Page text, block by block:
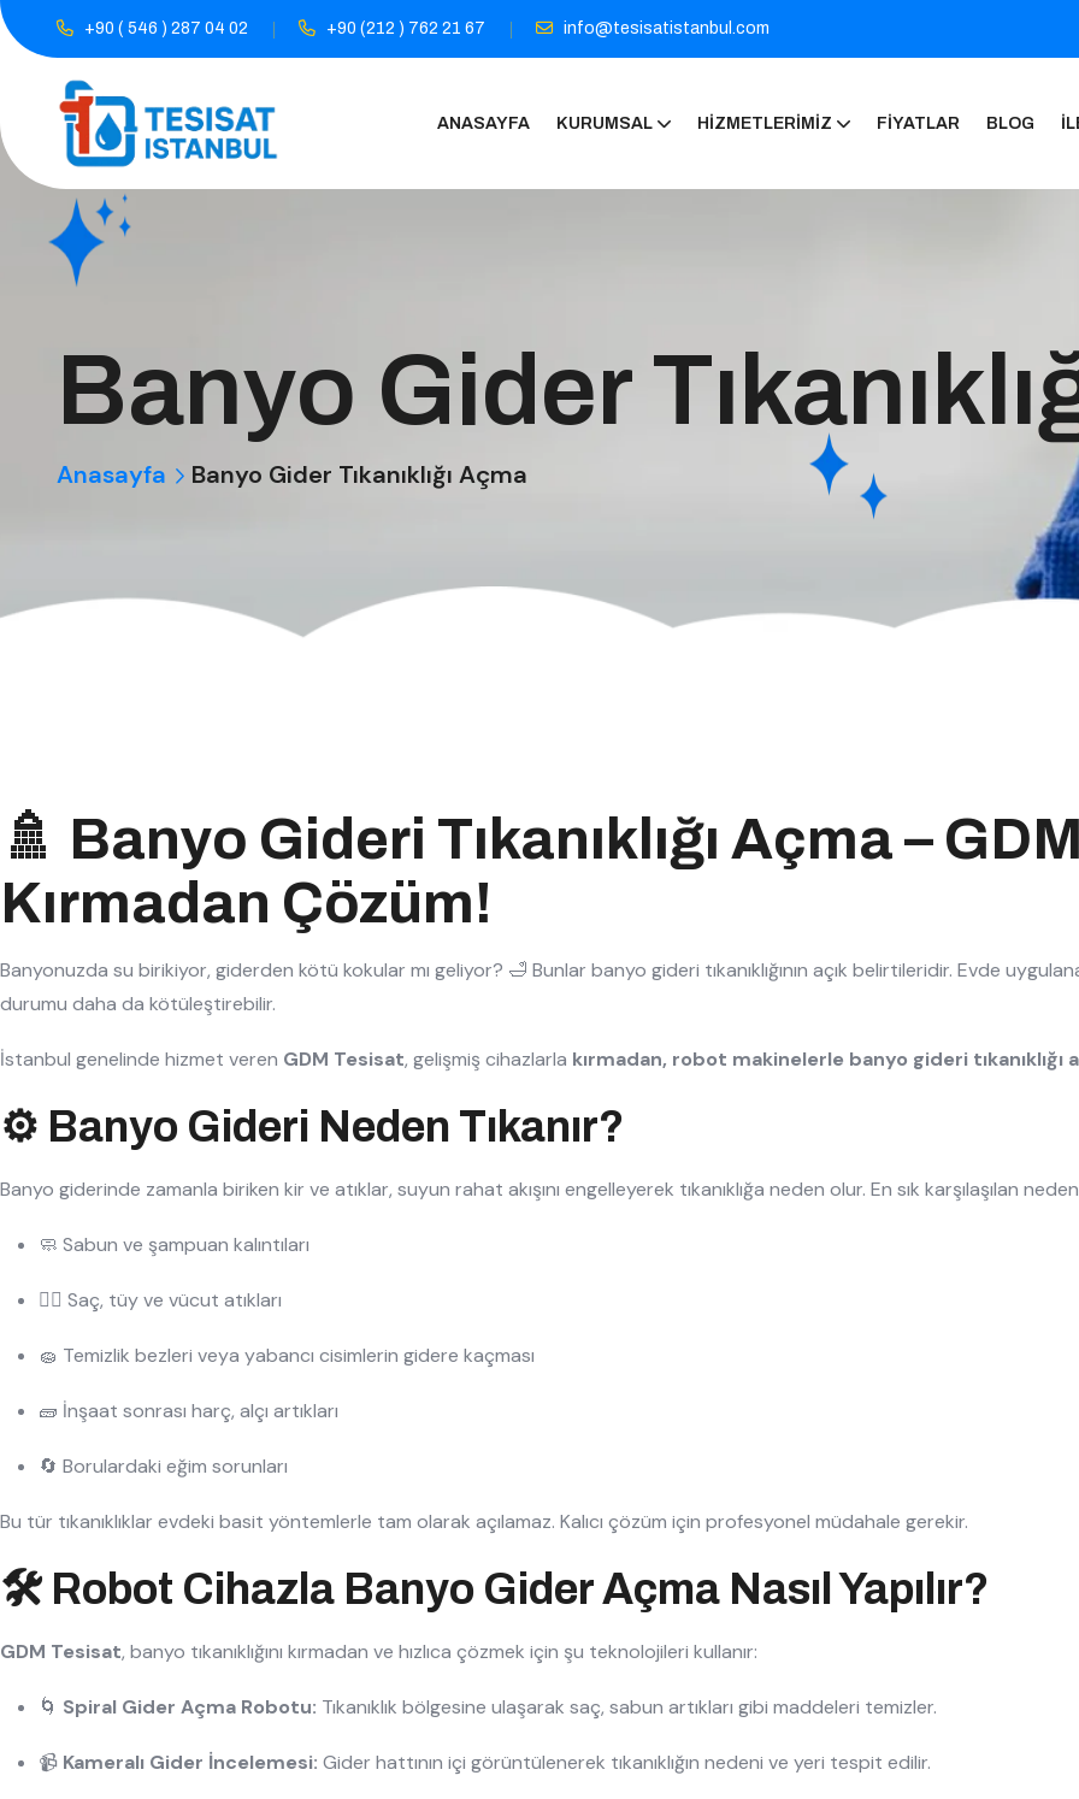
+90 ( 546 ) 287 04 02 +90 (212 ) 762 21 67 info@tesisatistanbul.com
ANASAYFA KURUMSAL HIZMETLERIMIZ FIYATLAR BLOG
Banyo Gider
Anasayfa Banyo Gider Tıkanıklığı Açma
🚿 Banyo Gideri Tıkanıklığı Açma –
Kırmadan Çözüm!
Banyonuzda su birikiyor, giderden kötü kokular mı geliyor? 🛁 Bunlar banyo gideri tıkanıklığının açık belirtileridir. Evde
durumu daha da kötüleştirebilir.
İstanbul genelinde hizmet veren GDM Tesisat, gelişmiş cihazlarla kırmadan, robot makinelerle banyo gideri tıkanıklığı
⚙️ Banyo Gideri Neden Tıkanır?
Banyo giderinde zamanla biriken kir ve atıklar, suyun rahat akışını engelleyerek tıkanıklığa neden olur. En sık karşılaşılan
🧼 Sabun ve şampuan kalıntıları
💇‍♀️ Saç, tüy ve vücut atıkları
🧽 Temizlik bezleri veya yabancı cisimlerin gidere kaçması
🧱 İnşaat sonrası harç, alçı artıkları
🔄 Borulardaki eğim sorunları
Bu tür tıkanıklıklar evdeki basit yöntemlerle tam olarak açılamaz. Kalıcı çözüm için profesyonel müdahale gerekir.
🛠️ Robot Cihazla Banyo Gider Açma Nasıl Yapılır?
GDM Tesisat, banyo tıkanıklığını kırmadan ve hızlıca çözmek için şu teknolojileri kullanır:
🌀 Spiral Gider Açma Robotu: Tıkanıklık bölgesine ulaşarak saç, sabun artıkları gibi maddeleri temizler.
📹 Kameralı Gider İncelemesi: Gider hattının içi görüntülenerek tıkanıklığın nedeni ve yeri tespit edilir.